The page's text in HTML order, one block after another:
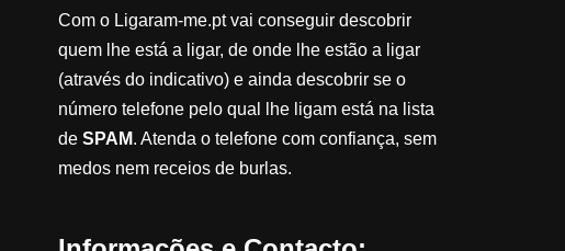
Com o Ligaram-me.pt vai conseguir descobrir
quem lhe está a ligar, de onde lhe estão a ligar
(através do indicativo) e ainda descobrir se o
número telefone pelo qual lhe ligam está na lista
de SPAM. Atenda o telefone com confiança, sem
medos nem receios de burlas.